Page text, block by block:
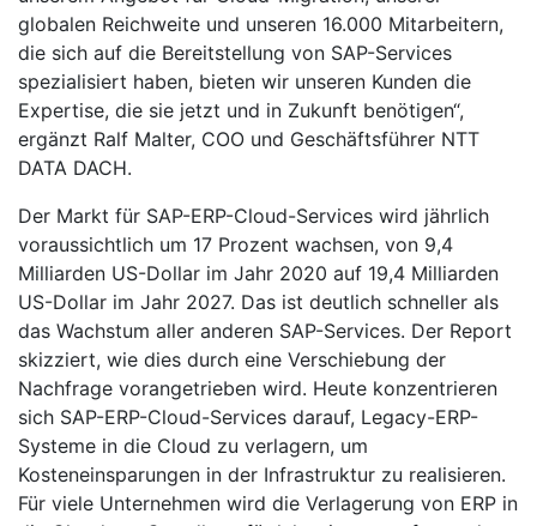
globalen Reichweite und unseren 16.000 Mitarbeitern,
die sich auf die Bereitstellung von SAP-Services
spezialisiert haben, bieten wir unseren Kunden die
Expertise, die sie jetzt und in Zukunft benötigen“,
ergänzt Ralf Malter, COO und Geschäftsführer NTT
DATA DACH.
Der Markt für SAP-ERP-Cloud-Services wird jährlich
voraussichtlich um 17 Prozent wachsen, von 9,4
Milliarden US-Dollar im Jahr 2020 auf 19,4 Milliarden
US-Dollar im Jahr 2027. Das ist deutlich schneller als
das Wachstum aller anderen SAP-Services. Der Report
skizziert, wie dies durch eine Verschiebung der
Nachfrage vorangetrieben wird. Heute konzentrieren
sich SAP-ERP-Cloud-Services darauf, Legacy-ERP-
Systeme in die Cloud zu verlagern, um
Kosteneinsparungen in der Infrastruktur zu realisieren.
Für viele Unternehmen wird die Verlagerung von ERP in